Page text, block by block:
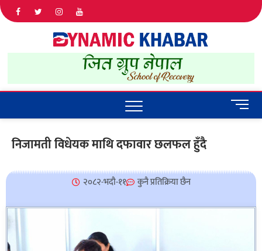
IN NEPAL
M
e
u
o
निजामती विधेयक माथि दफावार छलफल हुँदै
२०८२-भदौ-११ कुनै प्रतिक्रिया छैन